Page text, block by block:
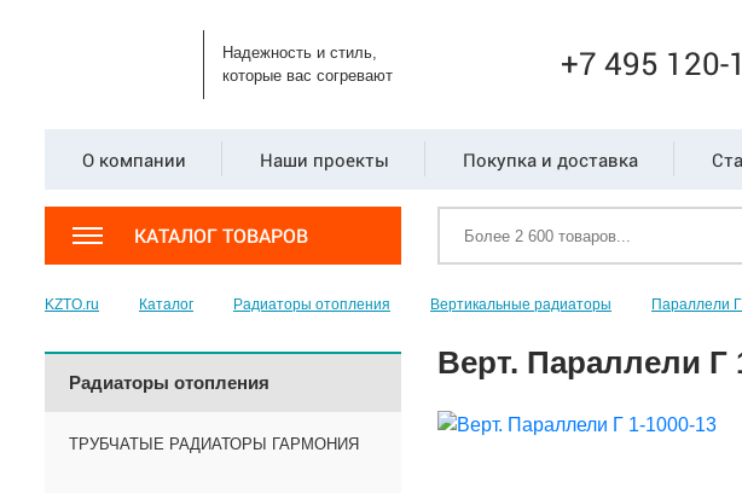
Надежность и стиль,
которые вас согревают
+7 495 120-
О компании Наши проекты Покупка и доставка
КАТАЛОГ ТОВАРОВ
KZTO.ru Каталог Радиаторы отопления Вертикальные радиаторы Параллели
Радиаторы отопления
ТРУБЧАТЫЕ РАДИАТОРЫ ГАРМОНИЯ
Верт. Параллели Г